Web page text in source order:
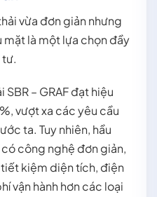
vừa đơn giản nhưng
mặt là một lựa chọn đầy
tư.
– GRAF đạt hiệu
vượt xa các yêu cầu
ta. Tuy nhiên, hầu
công nghệ đơn giản,
tiết kiệm diện tích, điện
vận hành hơn các loại